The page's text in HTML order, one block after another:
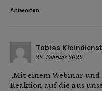
Antworten
Tobias Kleindienst
22. Februar 2022
„Mit einem Webinar
Reaktion auf die aus